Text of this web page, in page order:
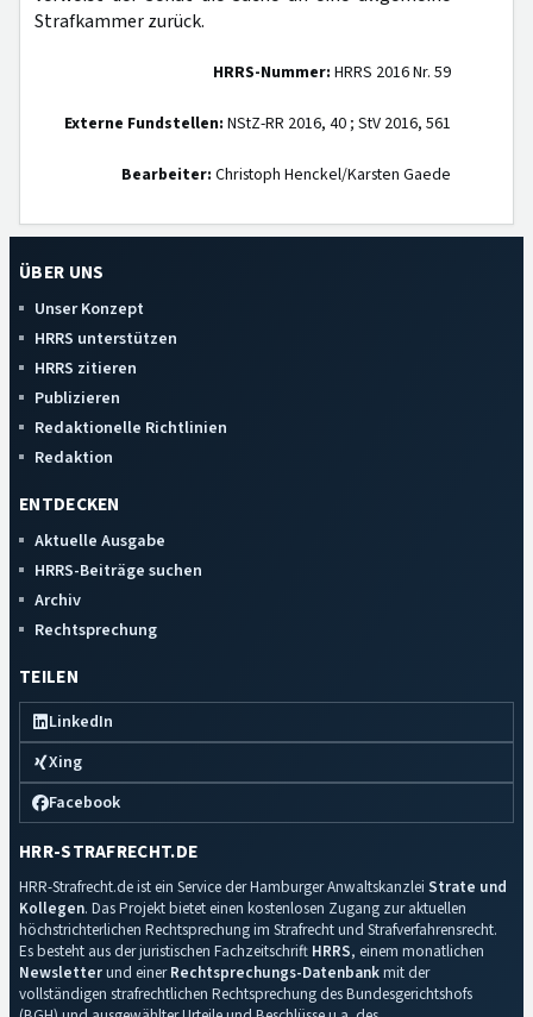
Strafkammer zurück.
HRRS-Nummer: HRRS 2016 Nr. 59
Externe Fundstellen: NStZ-RR 2016, 40 ; StV 2016, 561
Bearbeiter: Christoph Henckel/Karsten Gaede
ÜBER UNS
Unser Konzept
HRRS unterstützen
HRRS zitieren
Publizieren
Redaktionelle Richtlinien
Redaktion
ENTDECKEN
Aktuelle Ausgabe
HRRS-Beiträge suchen
Archiv
Rechtsprechung
TEILEN
LinkedIn
Xing
Facebook
HRR-STRAFRECHT.DE
HRR-Strafrecht.de ist ein Service der Hamburger Anwaltskanzlei Strate und
Kollegen. Das Projekt bietet einen kostenlosen Zugang zur aktuellen
höchstrichterlichen Rechtsprechung im Strafrecht und Strafverfahrensrecht.
Es besteht aus der juristischen Fachzeitschrift HRRS, einem monatlichen
Newsletterund einerRechtsprechungs-Datenbankmit der
vollständigen strafrechtlichen Rechtsprechung des Bundesgerichtshofs